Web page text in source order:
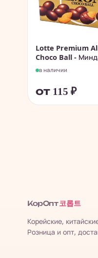
Lotte Premium
Choco Ball -
в наличии
от 115 ₽
КорОпт 코롭트
Корейские,
Розница и опт,